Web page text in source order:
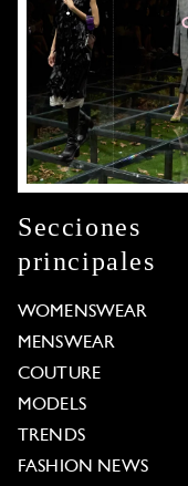
Secciones
principales
WOMENSWEAR
MENSWEAR
COUTURE
MODELS
TRENDS
FASHION NEWS